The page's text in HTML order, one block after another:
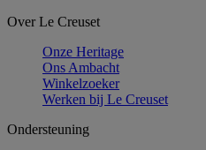
Over Le Creuset
Onze Heritage
Ons Ambacht
Winkelzoeker
Werken bij Le Creuset
Ondersteuning